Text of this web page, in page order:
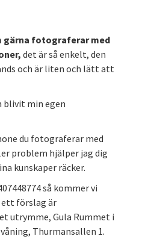
gärna fotograferar med
det är så enkelt, den
och är liten och lätt att
blivit min egen
du fotograferar med
problem hjälper jag dig
kunskaper räcker.
så kommer vi
ett förslag är
utrymme, Gula Rummet i
Thurmansallen 1.